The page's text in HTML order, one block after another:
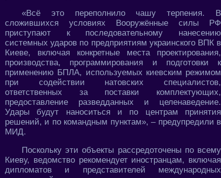
«Всё это переполнило чашу терпения. В
сложившихся условиях Вооружённые силы РФ
приступают к последовательному нанесению
системных ударов по предприятиям украинского ВПК в
Киеве, включая конкретные места проектирования,
производства, программирования и подготовки к
применению БПЛА, используемых киевским режимом
при содействии натовских специалистов,
ответственных за поставки комплектующих,
предоставление разведданных и целенаведение.
Удары будут наноситься и по центрам принятия
решений, и по командным пунктам», – предупредили в
МИД.
Поскольку эти объекты рассредоточены по всему
Киеву, ведомство рекомендует иностранцам, включая
дипломатов и представителей международных